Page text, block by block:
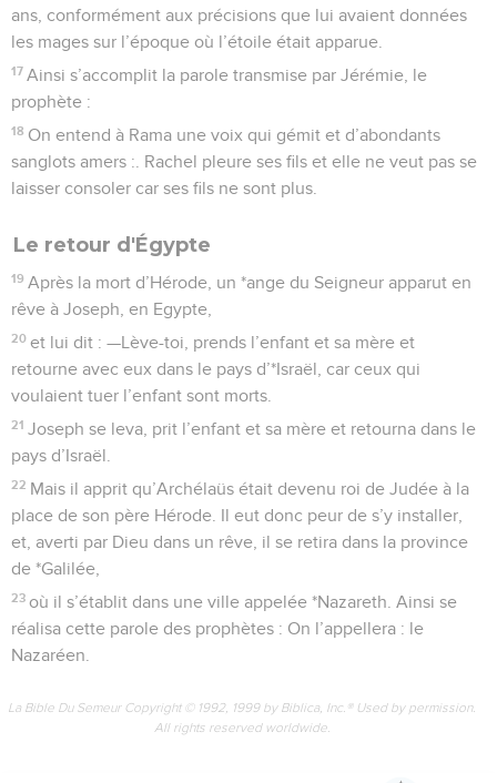
ans, conformément aux précisions que lui avaient données
les mages sur l’époque où l’étoile était apparue.
17 Ainsi s’accomplit la parole transmise par Jérémie, le
prophète :
18 On entend à Rama une voix qui gémit et d’abondants
sanglots amers :. Rachel pleure ses fils et elle ne veut pas se
laisser consoler car ses fils ne sont plus.
Le retour d'Égypte
19 Après la mort d’Hérode, un *ange du Seigneur apparut en
rêve à Joseph, en Egypte,
20 et lui dit : —Lève-toi, prends l’enfant et sa mère et
retourne avec eux dans le pays d’*Israël, car ceux qui
voulaient tuer l’enfant sont morts.
21 Joseph se leva, prit l’enfant et sa mère et retourna dans le
pays d’Israël.
22 Mais il apprit qu’Archélaüs était devenu roi de Judée à la
place de son père Hérode. Il eut donc peur de s’y installer,
et, averti par Dieu dans un rêve, il se retira dans la province
de *Galilée,
23 où il s’établit dans une ville appelée *Nazareth. Ainsi se
réalisa cette parole des prophètes : On l’appellera : le
Nazaréen.
La Bible Du Semeur Copyright © 1992, 1999 by Biblica, Inc.® Used by permission.
All rights reserved worldwide.